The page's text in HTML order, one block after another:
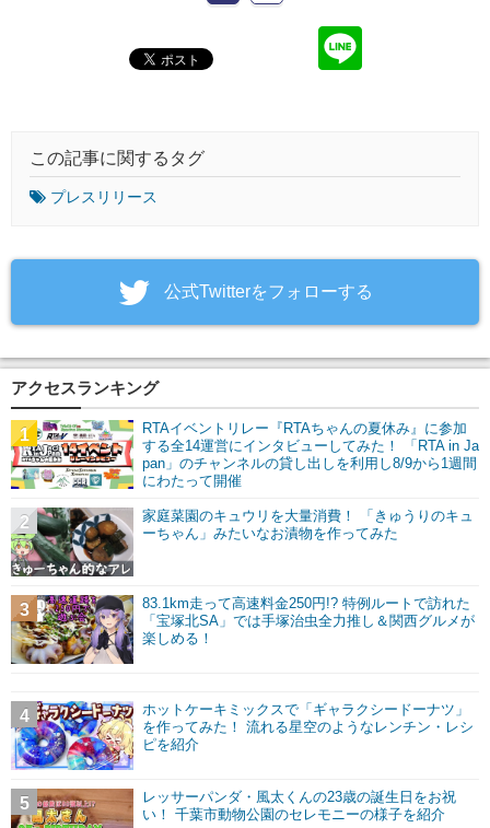
この記事に関するタグ
プレスリリース
‎公式Twitterをフォローする
アクセスランキング
RTAイベントリレー『RTAちゃんの夏休み』に参加
する全14運営にインタビューしてみた！ 「RTA in Ja
pan」のチャンネルの貸し出しを利用し8/9から1週間
にわたって開催
1
家庭菜園のキュウリを大量消費！ 「きゅうりのキュ
ーちゃん」みたいなお漬物を作ってみた
2
83.1km走って高速料金250円!? 特例ルートで訪れた
「宝塚北SA」では手塚治虫全力推し＆関西グルメが
楽しめる！
3
ホットケーキミックスで「ギャラクシードーナツ」
を作ってみた！ 流れる星空のようなレンチン・レシ
ピを紹介
4
レッサーパンダ・風太くんの23歳の誕生日をお祝
い！ 千葉市動物公園のセレモニーの様子を紹介
5